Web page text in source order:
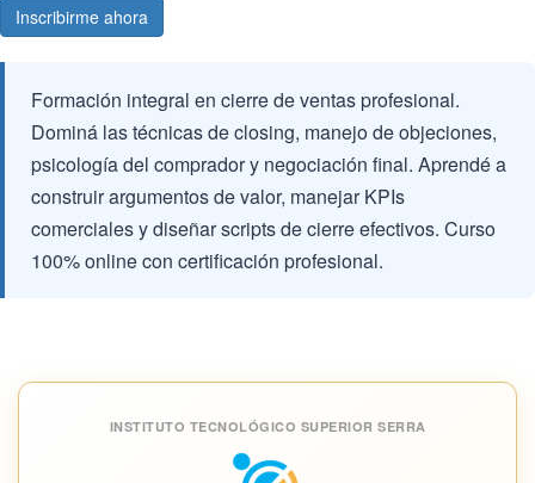
Inscribirme ahora
Formación integral en cierre de ventas profesional.
Dominá las técnicas de closing, manejo de objeciones,
psicología del comprador y negociación final. Aprendé a
construir argumentos de valor, manejar KPIs
comerciales y diseñar scripts de cierre efectivos. Curso
100% online con certificación profesional.
INSTITUTO TECNOLÓGICO SUPERIOR SERRA